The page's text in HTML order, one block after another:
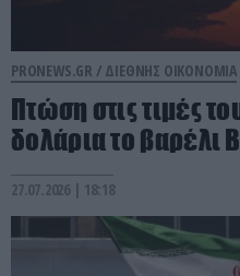
PRONEWS.GR / ΔΙΕΘΝΗΣ ΟΙΚΟΝΟΜΙΑ
Πτώση στις τιμές
δολάρια το βαρέλι
27.07.2026 | 18:18